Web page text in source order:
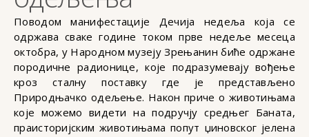
Поводом манифестације Дечија недеља која се
одржава сваке године током прве недеље месеца
октобра, у Народном музеју Зрењанин биће одржане
породичне радионице, које подразумевају вођење
кроз сталну поставку где је представљено
Природњачко одељење. Након приче о животињама
које можемо видети на подручју средњег Баната,
праисторијским животињама попут џиновског јелена